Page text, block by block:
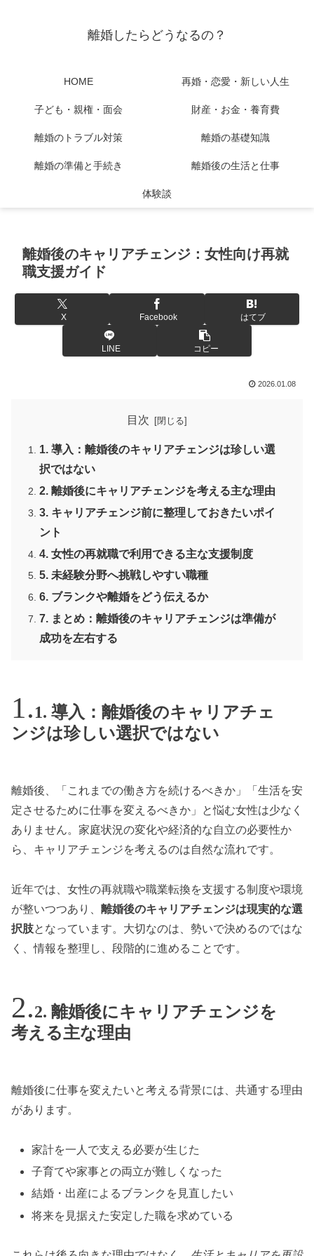
離婚したらどうなるの？
HOME 再婚・恋愛・新しい人生
子ども・親権・面会 財産・お金・養育費
離婚のトラブル対策 離婚の基礎知識
離婚の準備と手続き 離婚後の生活と仕事
体験談
離婚後のキャリアチェンジ：女性向け再就
職支援ガイド
X Facebook はてブ
LINE コピー
2026.01.08
目次
1. 導入：離婚後のキャリアチェンジは珍しい選
択ではない
2. 離婚後にキャリアチェンジを考える主な理由
3. キャリアチェンジ前に整理しておきたいポイ
ント
4. 女性の再就職で利用できる主な支援制度
5. 未経験分野へ挑戦しやすい職種
6. ブランクや離婚をどう伝えるか
7. まとめ：離婚後のキャリアチェンジは準備が
成功を左右する
1. 導入：離婚後のキャリアチェ
ンジは珍しい選択ではない
離婚後、「これまでの働き方を続けるべきか」「生活を安
定させるために仕事を変えるべきか」と悩む女性は少なく
ありません。家庭状況の変化や経済的な自立の必要性か
ら、キャリアチェンジを考えるのは自然な流れです。
近年では、女性の再就職や職業転換を支援する制度や環境
が整いつつあり、 離婚後のキャリアチェンジは現実的な選
択肢となっています。大切なのは、勢いで決めるのではな
く、情報を整理し、段階的に進めることです。
2. 離婚後にキャリアチェンジを
考える主な理由
離婚後に仕事を変えたいと考える背景には、共通する理由
があります。
家計を一人で支える必要が生じた
子育てや家事との両立が難しくなった
結婚・出産によるブランクを見直したい
将来を見据えた安定した職を求めている